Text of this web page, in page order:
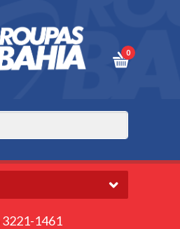
0
3221-1461